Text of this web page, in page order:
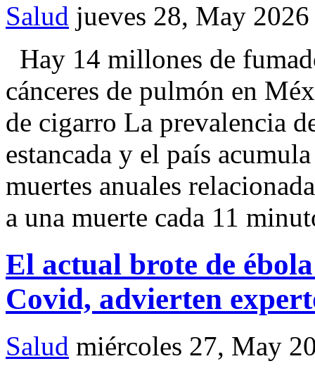
Salud jueves 28, May 2026
Hay 14 millones de
cánceres de pulmón en
de cigarro La prevalencia
estancada y el país
muertes anuales
a una muerte cada 11
El actual brote de
Covid, advierten
Salud miércoles 27, May